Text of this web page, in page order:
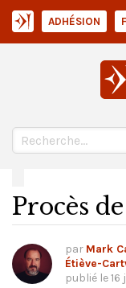
ADHÉSION
Procès
par Mark
Étiève-
publié le16